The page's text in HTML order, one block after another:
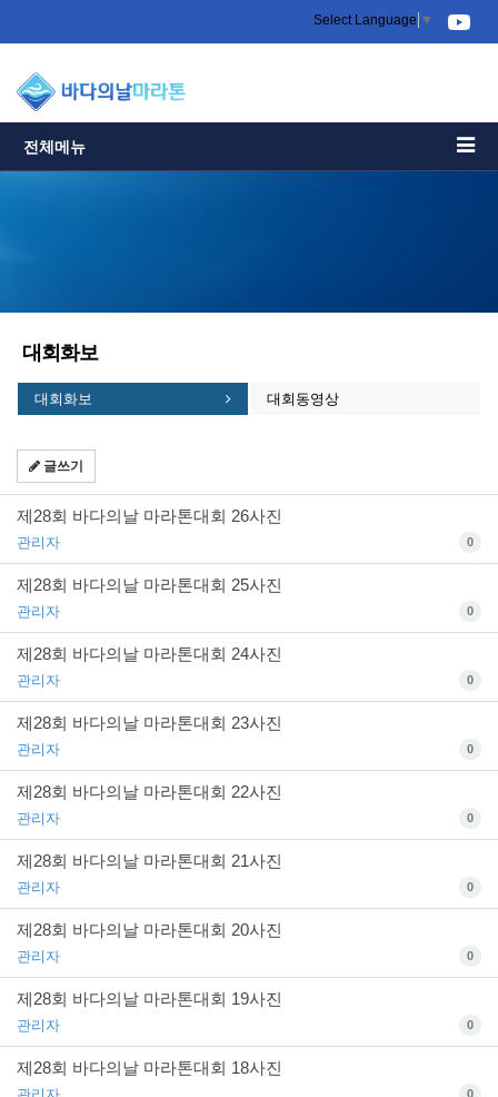
Select Language ▼
전체메뉴
대회화보
대회화보 대회동영상
글쓰기
제28회 바다의날 마라톤대회 26사진
관리자 0
제28회 바다의날 마라톤대회 25사진
관리자 0
제28회 바다의날 마라톤대회 24사진
관리자 0
제28회 바다의날 마라톤대회 23사진
관리자 0
제28회 바다의날 마라톤대회 22사진
관리자 0
제28회 바다의날 마라톤대회 21사진
관리자 0
제28회 바다의날 마라톤대회 20사진
관리자 0
제28회 바다의날 마라톤대회 19사진
관리자 0
제28회 바다의날 마라톤대회 18사진
0